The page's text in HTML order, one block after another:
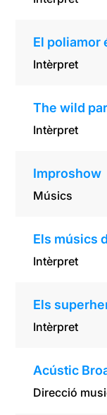
El poliamor
Intèrpret
The wild
Intèrpret
Improshow
Músics
Els músics
Intèrpret
Els
Intèrpret
Acústic
Direcció